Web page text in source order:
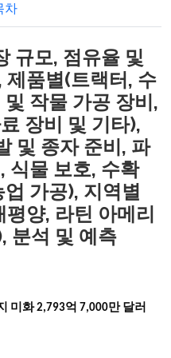
차
규모, 점유율 및
제품별(트랙터, 수
작물 가공 장비,
장비 및 기타),
및 종자 준비, 파
식물 보호, 수확
가공), 지역별
양, 라틴 아메리
분석 및 예측
미화 2,793억 7,000만 달러